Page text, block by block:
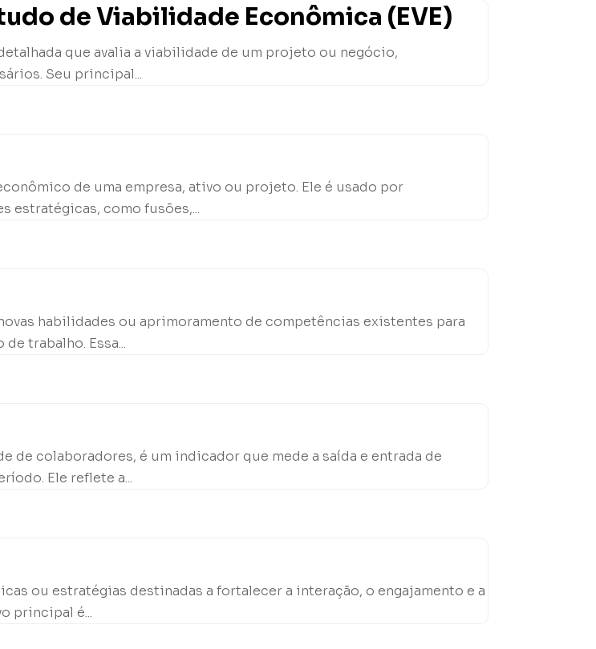
de Viabilidade Econômica (EVE)
que avalia a viabilidade de um projeto ou negócio,
Seu principal...
de uma empresa, ativo ou projeto. Ele é usado por
estratégicas, como fusões,...
habilidades ou aprimoramento de competências existentes para
trabalho. Essa...
de colaboradores, é um indicador que mede a saída e entrada de
Ele reflete a...
ou estratégias destinadas a fortalecer a interação, o engajamento e a
principal é...